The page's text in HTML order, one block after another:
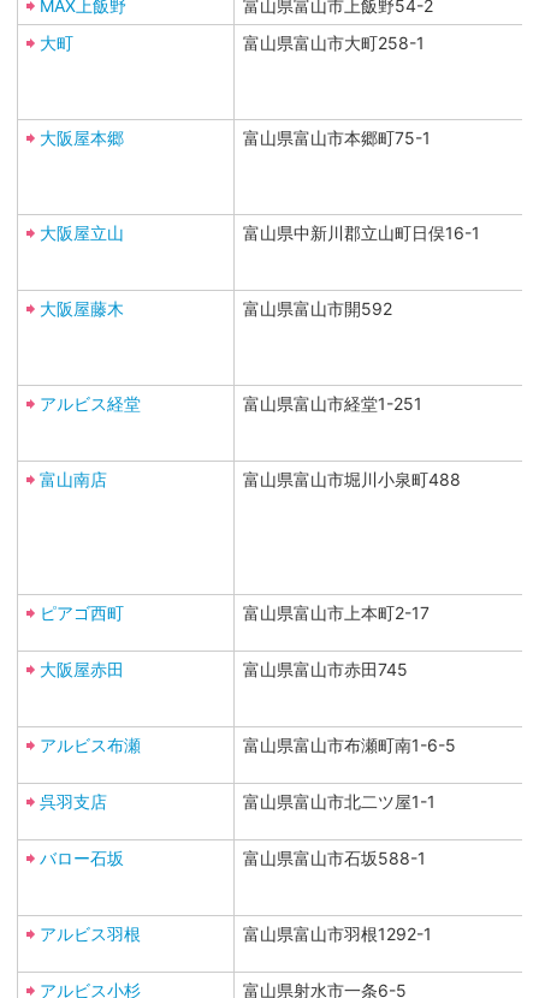
MAX上飯野
富山県富山市上飯野54-2
大町
富山県富山市大町258-1
大阪屋本郷 富山県富山市本郷町75-1
大阪屋立山 富山県中新川郡立山町日俣16-1
大阪屋藤木 富山県富山市開592
アルビス経堂 富山県富山市経堂1-251
富山南店 富山県富山市堀川小泉町488
ピアゴ西町 富山県富山市上本町2-17
大阪屋赤田 富山県富山市赤田745
アルビス布瀬 富山県富山市布瀬町南1-6-5
呉羽支店 富山県富山市北二ツ屋1-1
バロー石坂 富山県富山市石坂588-1
アルビス羽根 富山県富山市羽根1292-1
アルビス小杉 富山県射水市一条6-5